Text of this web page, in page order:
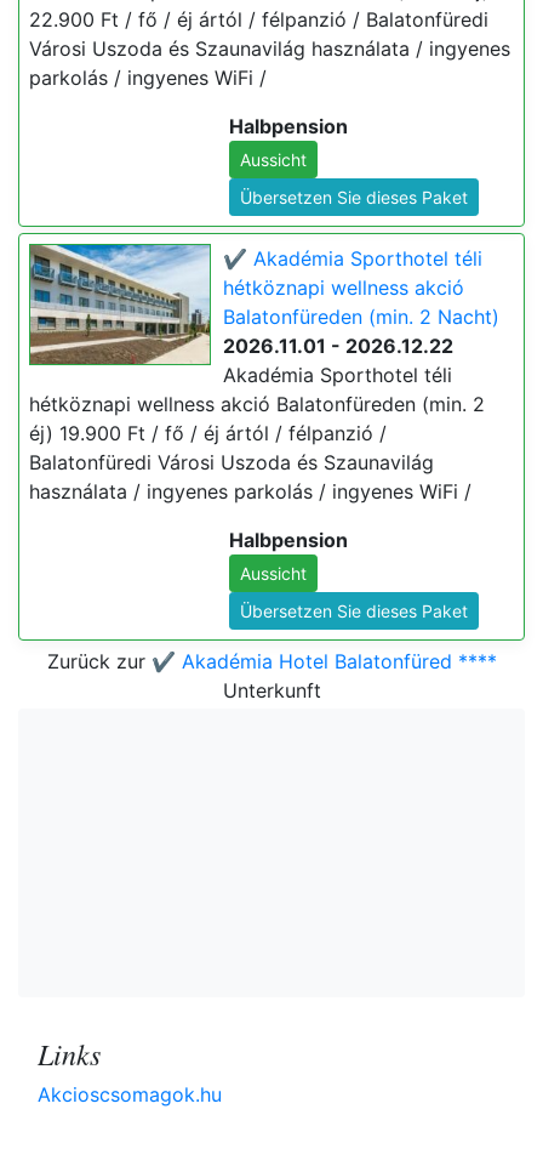
22.900 Ft / fő / éj ártól / félpanzió / Balatonfüredi
Városi Uszoda és Szaunavilág használata / ingyenes
parkolás / ingyenes WiFi /
Halbpension
Aussicht
Übersetzen Sie dieses Paket
✔️ Akadémia Sporthotel téli
hétköznapi wellness akció
Balatonfüreden (min. 2 Nacht)
2026.11.01 - 2026.12.22
Akadémia Sporthotel téli
hétköznapi wellness akció Balatonfüreden (min. 2
éj) 19.900 Ft / fő / éj ártól / félpanzió /
Balatonfüredi Városi Uszoda és Szaunavilág
használata / ingyenes parkolás / ingyenes WiFi /
Halbpension
Aussicht
Übersetzen Sie dieses Paket
Zurück zur ✔️ Akadémia Hotel Balatonfüred ****
Unterkunft
Links
Akcioscsomagok.hu